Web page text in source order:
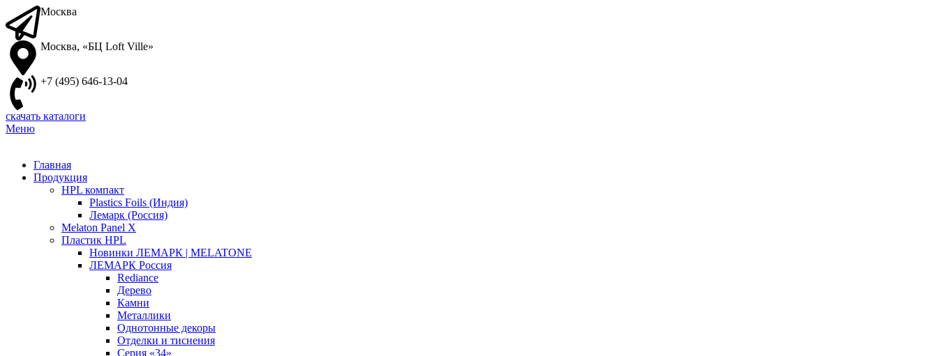
Москва
Москва, «БЦ Loft Ville»
+7 (495) 646-13-04
скачать каталоги
Меню
Главная
Продукция
HPL компакт
Plastics Foils (Индия)
Лемарк (Россия)
Melaton Panel X
Пластик HPL
Новинки ЛЕМАРК | MELATONE
ЛЕМАРК Россия
Rediance
Дерево
Камни
Металлики
Однотонные декоры
Отделки и тиснения
Серия «34»